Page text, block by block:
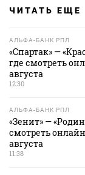
ЧИТАТЬ ЕЩЕ
АЛЬФА-БАНК РПЛ
«Спартак» —
где смотреть
августа
12:30
АЛЬФА-БАНК РПЛ
«Зенит» —
смотреть
августа
11:38